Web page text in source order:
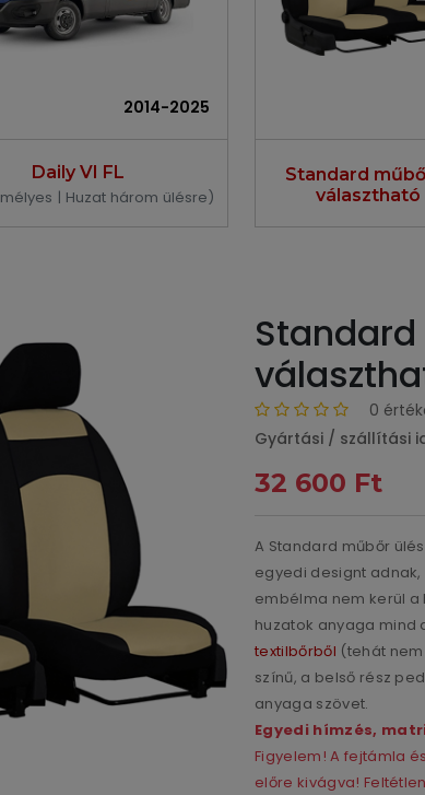
2014-2025
Daily VI FL
| Huzat három ülésre)
Standard
választható
0
Gyártási / szállítási
32 600 Ft
A Standard műbőr
egyedi designt
embélma nem kerül a
huzatok anyaga mind
textilbőrből (tehát
színű, a belső rész
anyaga szövet.
Egyedi hímzés,
Figyelem! A fejtámla
előre kivágva!